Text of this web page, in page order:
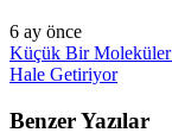
6 ay önce
Küçük Bir Moleküler
Hale Getiriyor
Benzer Yazılar